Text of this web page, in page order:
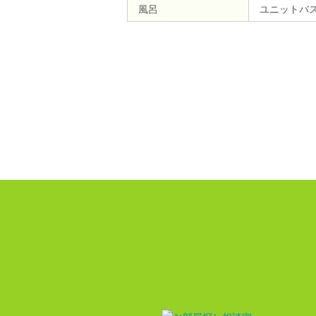
風呂 ユニットバ